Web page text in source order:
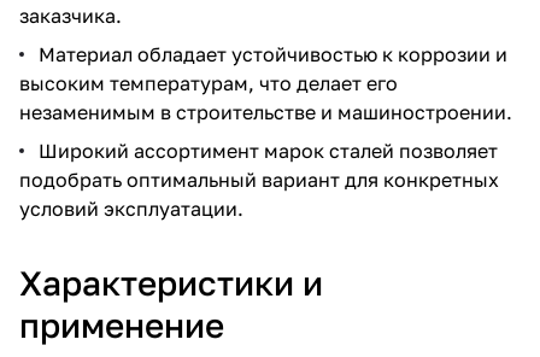
заказчика.
Материал обладает устойчивостью к коррозии и
высоким температурам, что делает его
незаменимым в строительстве и машиностроении.
Широкий ассортимент марок сталей позволяет
подобрать оптимальный вариант для конкретных
условий эксплуатации.
Характеристики и
применение